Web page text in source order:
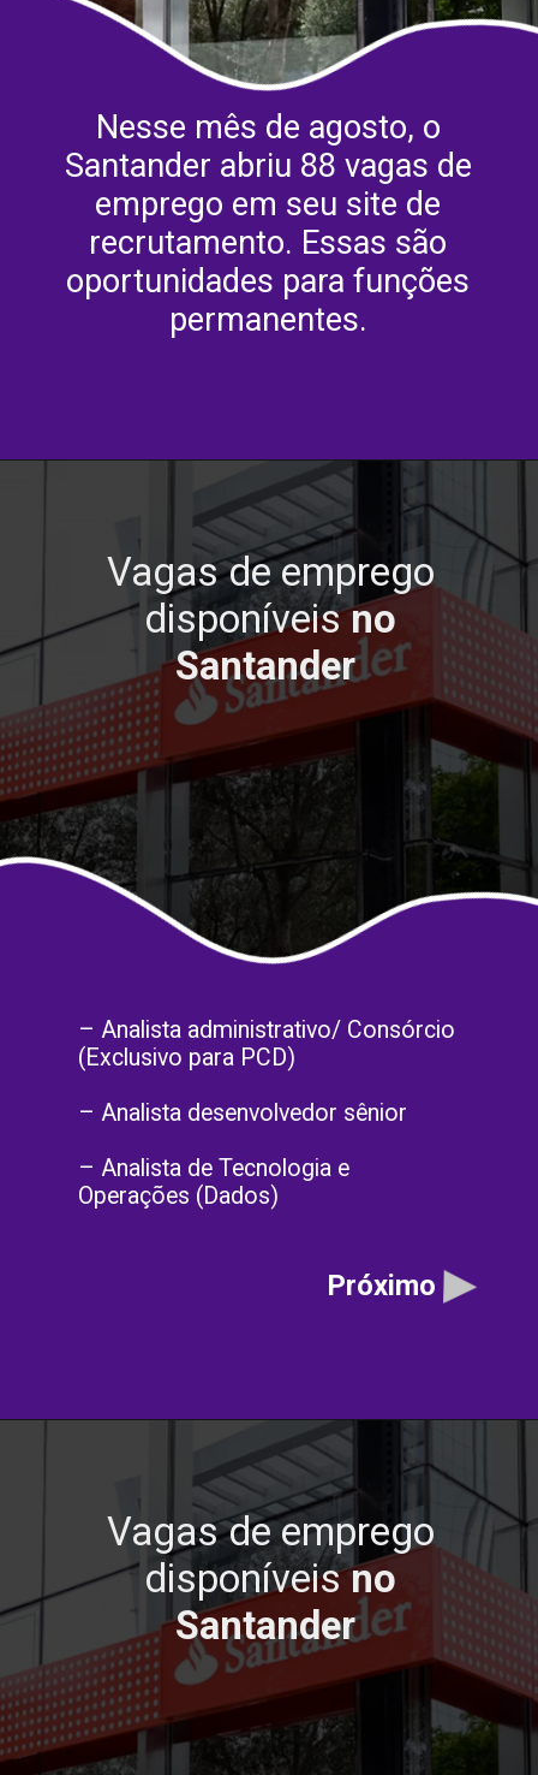
Nesse mês de agosto, o
Santander abriu 88 vagas de
emprego em seu site de
recrutamento. Essas são
oportunidades para funções
permanentes.
– Analista administrativo/ Consórcio
(Exclusivo para PCD)
– Analista desenvolvedor sênior
– Analista de Tecnologia e
Operações (Dados)
Vagas de emprego
disponíveisno
Santander
Próximo
Vagas de emprego
disponíveisno
Santander